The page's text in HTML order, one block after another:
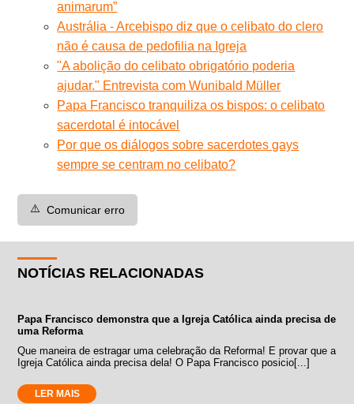
animarum”
Austrália - Arcebispo diz que o celibato do clero
não é causa de pedofilia na Igreja
"A abolição do celibato obrigatório poderia
ajudar." Entrevista com Wunibald Müller
Papa Francisco tranquiliza os bispos: o celibato
sacerdotal é intocável
Por que os diálogos sobre sacerdotes gays
sempre se centram no celibato?
⚠️ Comunicar erro
NOTÍCIAS RELACIONADAS
Papa Francisco demonstra que a Igreja Católica ainda precisa de
uma Reforma
Que maneira de estragar uma celebração da Reforma! E provar que a
Igreja Católica ainda precisa dela! O Papa Francisco posicio[...]
LER MAIS